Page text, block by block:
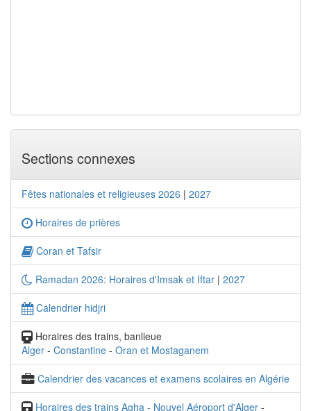
Sections connexes
Fêtes nationales et religieuses 2026 | 2027
Horaires de prières
Coran et Tafsir
Ramadan 2026: Horaires d'Imsak et Iftar | 2027
Calendrier hidjri
Horaires des trains, banlieue
Alger - Constantine - Oran et Mostaganem
Calendrier des vacances et examens scolaires en Algérie
Horaires des trains Agha - Nouvel Aéroport d'Alger -